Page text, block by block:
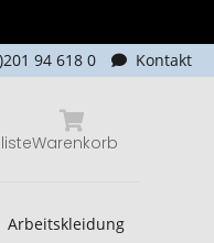
94 618 0 Kontakt
Warenkorb
Arbeitskleidung